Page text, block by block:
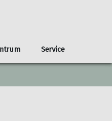
Presse
Gewalt
to warm up
Service
Intern